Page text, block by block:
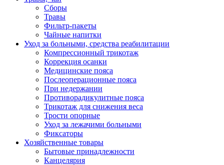
Сборы
Травы
Фильтр-пакеты
Чайные напитки
Уход за больными, средства реабилитации
Компрессионный трикотаж
Коррекция осанки
Медицинские пояса
Послеоперационные пояса
При недержании
Противорадикулитные пояса
Трикотаж для снижения веса
Трости опорные
Уход за лежачими больными
Фиксаторы
Хозяйственные товары
Бытовые принадлежности
Канцелярия